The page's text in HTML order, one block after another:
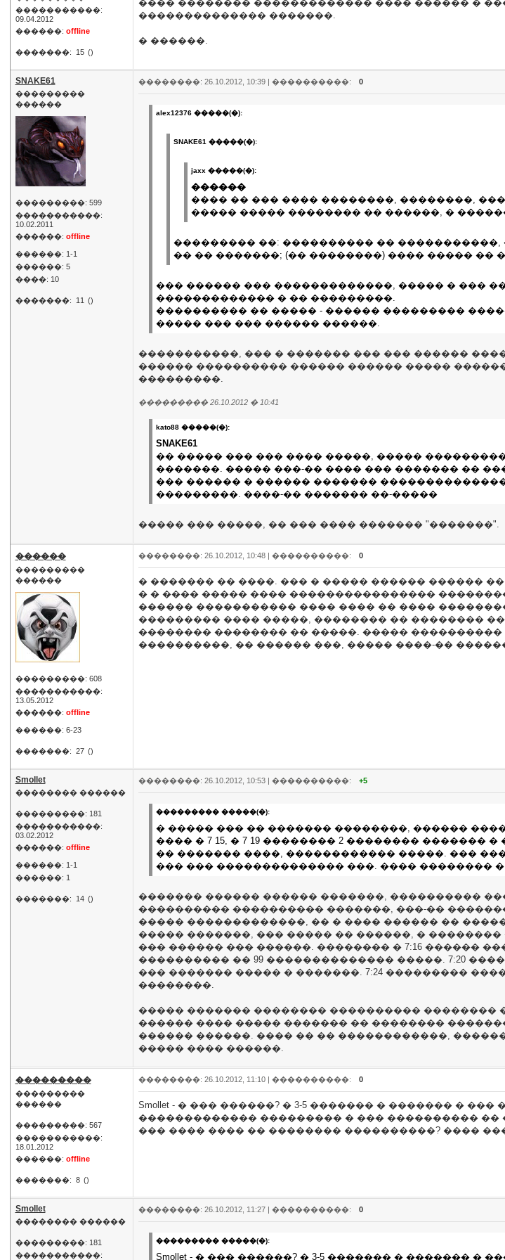
�����������:
09.04.2012
������: offline
�������: 15 ()
���� �������� ������������� ���� ������ �
�������������� �������.
� ������.
SNAKE61
���������
������
���������: 599
�����������:
10.02.2011
������: offline
������: 1-1
������: 5
����: 10
�������: 11 ()
��������: 26.10.2012, 10:39 | ����������: 0
alex12376 �����(�):
SNAKE61 �����(�):
jaxx �����(�):
������
���� �� ��� ���� ��������, ��������,
����� ����� �������� �� ������, �
��������� ��: ���������� �� �����������,
�� �� �������; (�� ��������) ���� ����� ��
��� ������ ��� �������������, ����� � ���
������������� � �� ���������.
���������� �� ����� - ������ ���������
����� ��� ��� ������ ������.
�����������, ��� � ������� ��� ��� ������
������ ���������� ������ ������ �����
���������.
��������� 26.10.2012 � 10:41
kato88 �����(�):
SNAKE61
�� ����� ��� ��� ���� �����, �����
�������. ����� ���-�� ���� ��� ������� ��
��� ������ � ������ �������
���������. ����-�� ������� ��-�����
����� ��� �����, �� ��� ���� ������� "�������".
������
���������
������
���������: 608
�����������:
13.05.2012
������: offline
������: 6-23
�������: 27 ()
��������: 26.10.2012, 10:48 | ����������: 0
� ������� �� ����. ��� � ����� ������ ������
� � ���� ����� ���� ����������������
������ ����������� ���� ���� �� ����
��������� ���� �����, �������� �� ��������
�������� �������� �� �����. �����
����������, �� ������ ���, ����� ����-��
Smollet
�������� ������
���������: 181
�����������:
03.02.2012
������: offline
������: 1-1
������: 1
�������: 14 ()
��������: 26.10.2012, 10:53 | ����������: +5
��������� �����(�):
� ����� ��� �� ������� ��������, ������
���� � 7 15, � 7 19 �������� 2 ��������
�� ������� ����, ������������ �����. ���
��� ��� �������������� ���. ���� ��������
������� ������ ������ �������, ����������
���������� ���������� �������, ���-��
����� �������������, �� � ���� ������ ��
����� �������, ��� ����� �� ������, �
��� ������ ��� ������. �������� � 7:16 ������
���������� �� 99 �������������� �����. 7:20
��� ������� ����� � �������. 7:24 ���������
��������.
����� ������� �������� ���������� ��������
������ ���� ����� ������� �� ��������
������ ������. ���� �� �� ������������,
����� ���� ������.
���������
���������
������
���������: 567
�����������:
18.01.2012
������: offline
�������: 8 ()
��������: 26.10.2012, 11:10 | ����������: 0
Smollet - � ��� ������? � 3-5 ������� � ������� �
������������� ��������� � ��� ���������� ��
��� ���� ���� �� �������� ����������? ����
Smollet
�������� ������
���������: 181
�����������:
��������: 26.10.2012, 11:27 | ����������: 0
��������� �����(�):
Smollet - � ��� ������? � 3-5 ������� � �������